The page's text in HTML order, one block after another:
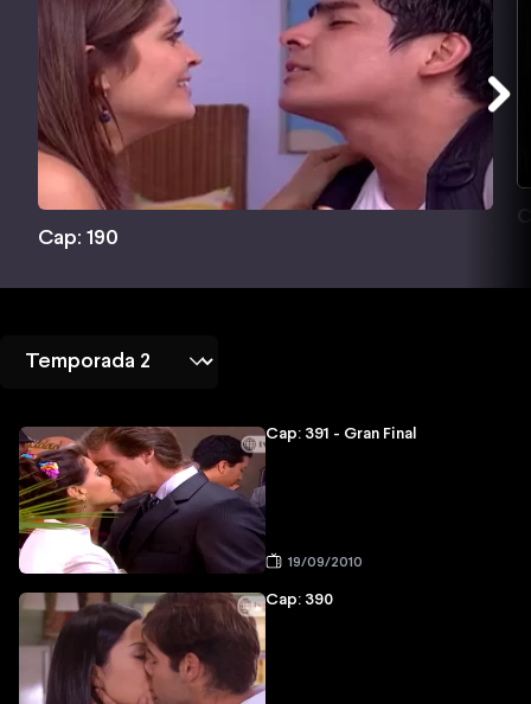
Cap: 190
Cap: 391 - Gran Final
19/09/2010
Cap: 390